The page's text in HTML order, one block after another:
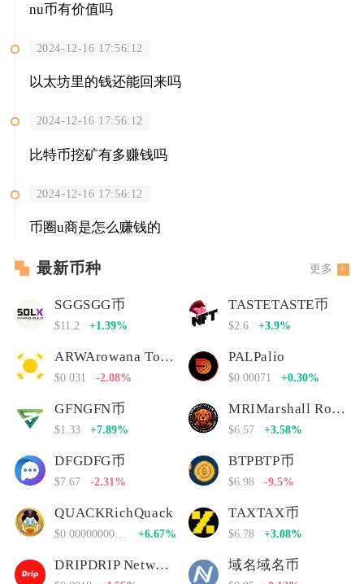
nu币有价值吗
2024-12-16 17:56:12
以太坊里的钱还能回来吗
2024-12-16 17:56:12
比特币挖矿有多赚钱吗
2024-12-16 17:56:12
币圈u商是怎么赚钱的
最新币种 更多
SGGSGG币
$11.2 +1.39%
TASTETASTE币
$2.6 +3.9%
ARWArowana Token
$0.031 -2.08%
PALPalio
$0.00071 +0.30%
GFNGFN币
$1.33 +7.89%
MRIMarshall Rogan Inu
$6.57 +3.58%
DFGDFG币
$7.67 -2.31%
BTPBTP币
$6.98 -9.5%
QUACKRichQuack
+6.67%
TAXTAX币
$6.78 +3.08%
DRIPDRIP Network 域名域名币